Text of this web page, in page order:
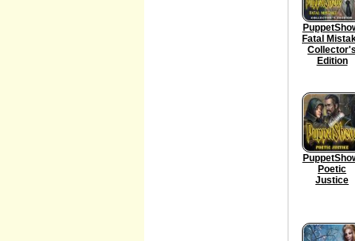
Fatal
Edition
Poetic
Justice